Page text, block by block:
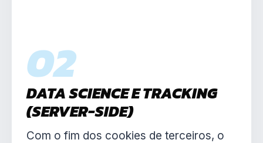
02
DATA SCIENCE E TRACKING
(SERVER-SIDE)
Com o fim dos cookies de terceiros, o